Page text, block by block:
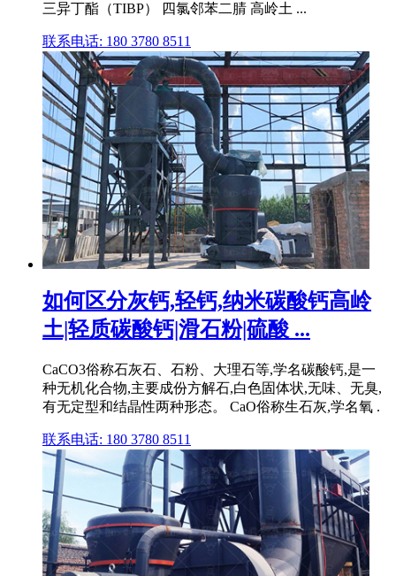
三异丁酯（TIBP） 四氯邻苯二腈 高岭土 ...
联系电话: 180 3780 8511
如何区分灰钙,轻钙,纳米碳酸钙高岭
土|轻质碳酸钙|滑石粉|硫酸 ...
CaCO3俗称石灰石、石粉、大理石等,学名碳酸钙,是一
种无机化合物,主要成份方解石,白色固体状,无味、无臭,
有无定型和结晶性两种形态。 CaO俗称生石灰,学名氧 .
联系电话: 180 3780 8511